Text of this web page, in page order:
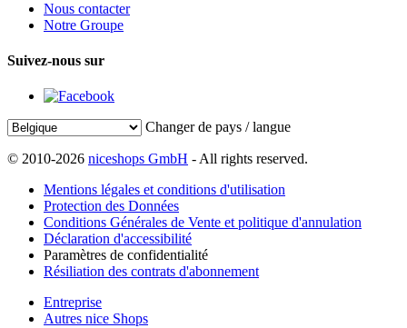
Nous contacter
Notre Groupe
Suivez-nous sur
Changer de pays / langue
© 2010-2026 niceshops GmbH - All rights reserved.
Mentions légales et conditions d'utilisation
Protection des Données
Conditions Générales de Vente et politique d'annulation
Déclaration d'accessibilité
Paramètres de confidentialité
Résiliation des contrats d'abonnement
Entreprise
Autres nice Shops